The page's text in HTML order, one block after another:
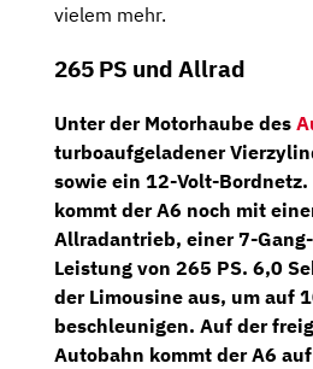
vielem mehr.
265 PS und Allrad
Unter der Motorhaube des
turboaufgeladener
sowie ein 12-Volt-
kommt der A6 noch mit
Allradantrieb, einer7-
Leistung von 265 PS. 6,0
der Limousine aus, um auf
beschleunigen. Auf der
Autobahn kommt der A6